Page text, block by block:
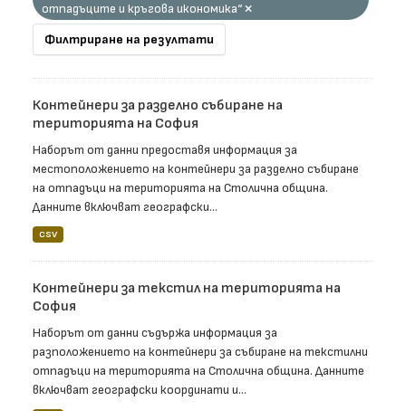
отпадъците и кръгова икономика“
Филтриране на резултати
Контейнери за разделно събиране на
територията на София
Наборът от данни предоставя информация за
местоположението на контейнери за разделно събиране
на отпадъци на територията на Столична община.
Данните включват географски...
CSV
Контейнери за текстил на територията на
София
Наборът от данни съдържа информация за
разположението на контейнери за събиране на текстилни
отпадъци на територията на Столична община. Данните
включват географски координати и...